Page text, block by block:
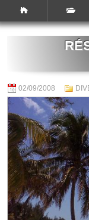
02/09/2008